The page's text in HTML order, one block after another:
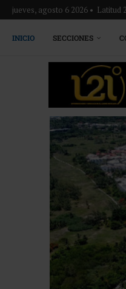
jueves, agosto 6 2026 • Latitud
INICIO SECCIONES